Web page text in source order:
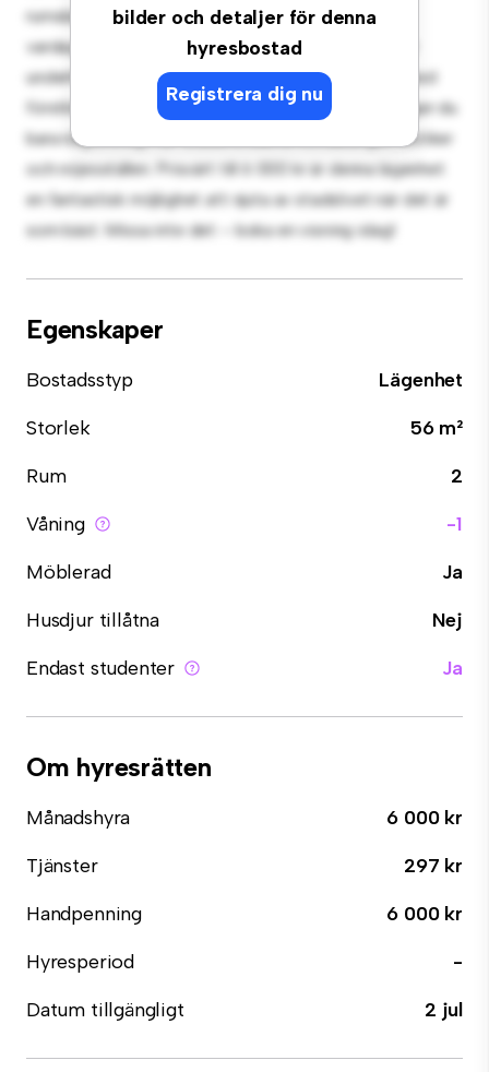
bilder och detaljer för denna
hyresbostad
Registrera dig nu
rumslägenhet erbjuder ett elegant och mysigt
vardagsrum. Den öppna planlösningen är perfekt för
underhållning, och det eleganta köket är utrustat med
förstklassiga apparater. Med sitt utmärkta läge ligger du
bara några steg från stadens bästa restauranger, butiker
och nöjesställen. Prisvärt till 6 000 kr är denna lägenhet
en fantastisk möjlighet att njuta av stadslivet när det är
som bäst. Missa inte det – boka en visning idag!
Egenskaper
Bostadsstyp
Lägenhet
Storlek
56 m²
Rum
2
Våning
-1
Möblerad
Ja
Husdjur tillåtna
Nej
Endast studenter
Ja
Om hyresrätten
Månadshyra
6 000 kr
Tjänster
297 kr
Handpenning
6 000 kr
Hyresperiod
-
Datum tillgängligt
2 jul